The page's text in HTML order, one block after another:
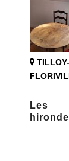
TILLOY-
Les